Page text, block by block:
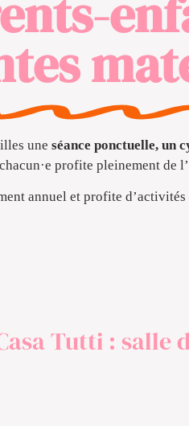
une séance ponctuelle, un
profite pleinement de
annuel et profite
Tutti : salle